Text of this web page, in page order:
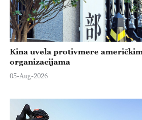
Kina uvela protivmere
organizacijama
05-Aug-2026